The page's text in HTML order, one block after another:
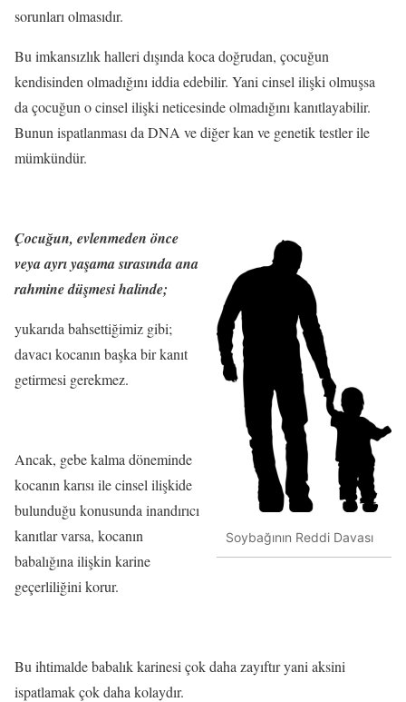
sorunları olmasıdır.
Bu imkansızlık halleri dışında koca doğrudan, çocuğun
kendisinden olmadığını iddia edebilir. Yani cinsel ilişki olmuşsa
da çocuğun o cinsel ilişki neticesinde olmadığını kanıtlayabilir.
Bunun ispatlanması da DNA ve diğer kan ve genetik testler ile
mümkündür.
Soybağının Reddi Davası
Çocuğun, evlenmeden önce
veya ayrı yaşama sırasında ana
rahmine düşmesi halinde;
yukarıda bahsettiğimiz gibi;
davacı kocanın başka bir kanıt
getirmesi gerekmez.
Ancak, gebe kalma döneminde
kocanın karısı ile cinsel ilişkide
bulunduğu konusunda inandırıcı
kanıtlar varsa, kocanın
babalığına ilişkin karine
geçerliliğini korur.
Bu ihtimalde babalık karinesi çok daha zayıftır yani aksini
ispatlamak çok daha kolaydır.